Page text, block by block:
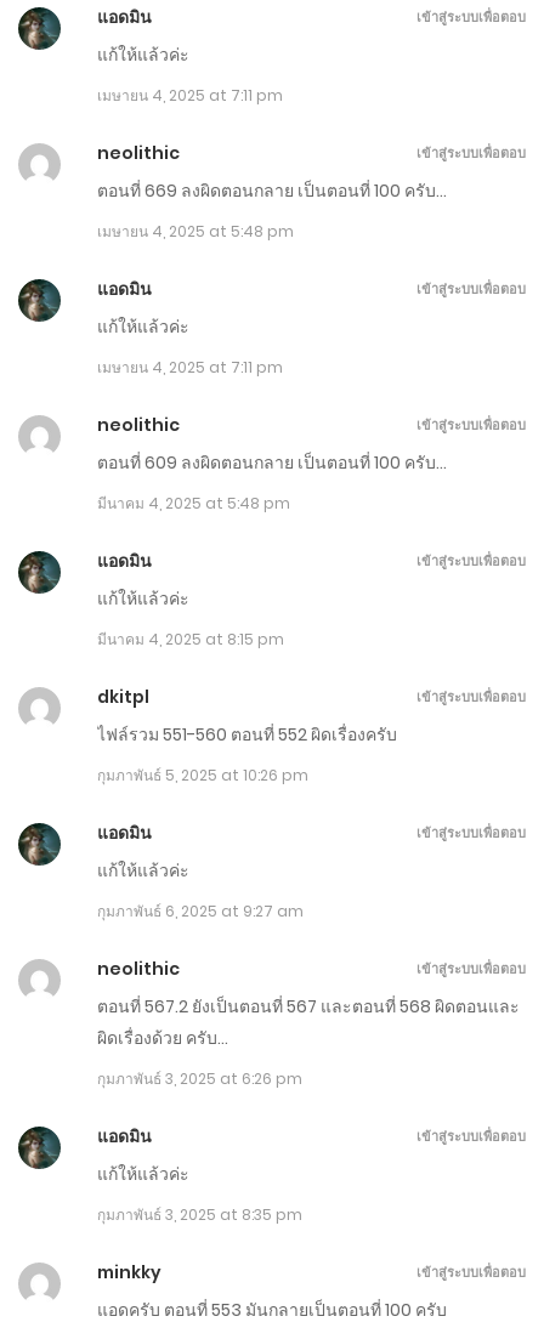
ตอนที่ 881-890
กรกฎาคม 21, 2025
กรกฎาคม 16, 2025
ตอนที่ 851-860
ตอนที่ 841-850
มิถุนายน 30, 2025
ตอนที่ 831-840
มิถุนายน 25, 2025
ตอนที่ 821-830
ตอนที่ 811-820
มิถุนายน 10, 2025
ตอนที่ 791-800
ตอนที่ 781-790
พฤษภาคม 26, 2025
ตอนที่ 761-770
ตอนที่ 751-760
แอดมิน
แก้ให้แล้วค่ะ
เมษายน 4, 2025 at 7:11 pm
เข้าสู่ระบบเพื่อตอบ
neolithic
ตอนที่ 669 ลงผิดตอนกลาย เป็นตอนที่ 100 ครับ…
เมษายน 4, 2025 at 5:48 pm
เข้าสู่ระบบเพื่อตอบ
แอดมิน
แก้ให้แล้วค่ะ
เมษายน 4, 2025 at 7:11 pm
เข้าสู่ระบบเพื่อตอบ
neolithic
ตอนที่ 609 ลงผิดตอนกลาย เป็นตอนที่ 100 ครับ…
มีนาคม 4, 2025 at 5:48 pm
เข้าสู่ระบบเพื่อตอบ
แอดมิน
แก้ให้แล้วค่ะ
มีนาคม 4, 2025 at 8:15 pm
เข้าสู่ระบบเพื่อตอบ
dkitpl
ไฟล์รวม 551-560 ตอนที่ 552 ผิดเรื่องครับ
กุมภาพันธ์ 5, 2025 at 10:26 pm
เข้าสู่ระบบเพื่อตอบ
แอดมิน
แก้ให้แล้วค่ะ
กุมภาพันธ์ 6, 2025 at 9:27 am
เข้าสู่ระบบเพื่อตอบ
neolithic
ตอนที่ 567.2 ยังเป็นตอนที่ 567 และตอนที่ 568 ผิดตอนและ
ผิดเรื่องด้วย ครับ…
กุมภาพันธ์ 3, 2025 at 6:26 pm
เข้าสู่ระบบเพื่อตอบ
แอดมิน
แก้ให้แล้วค่ะ
กุมภาพันธ์ 3, 2025 at 8:35 pm
เข้าสู่ระบบเพื่อตอบ
minkky
แอดครับ ตอนที่ 553 มันกลายเป็นตอนที่ 100 ครับ
เข้าสู่ระบบเพื่อตอบ